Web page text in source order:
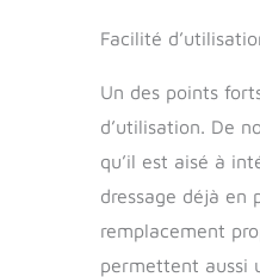
Facilité
Un des points
d’utilisation. De
qu’il est aisé à
dressage déjà en
remplacement
permettent aussi